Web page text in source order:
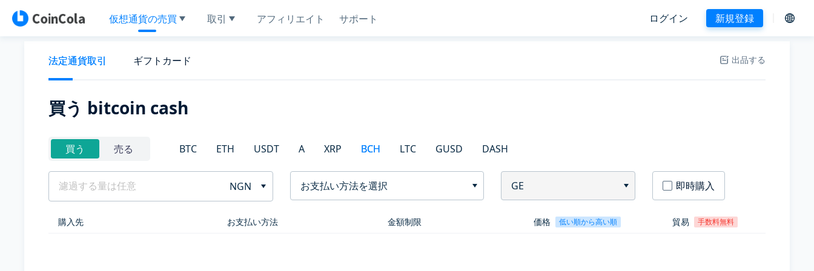
仮想通貨の売買 取引 アフィリエイト サポート ログイン 新規登録
法定通貨取引 ギフトカード 出品する
買う bitcoin cash
買う 売る BTC ETH USDT A XRP BCH LTC GUSD DASH
NGN お支払い方法を選択 GE 即時購入
購入先 お支払い方法 金額制限 価格 低い順から高い順 貿易 手数料無料